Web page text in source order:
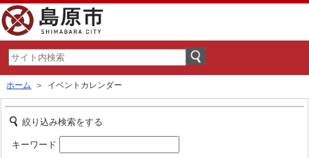
ホーム ＞ イベントカレンダー
絞り込み検索をする
キーワード